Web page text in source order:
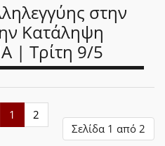
στην
Κατάληψη
| Τρίτη 9/5
Σελίδα 1 από 2
1 2